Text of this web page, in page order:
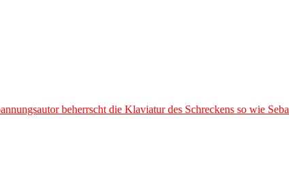
beherrscht die Klaviatur des Schreckens so wie